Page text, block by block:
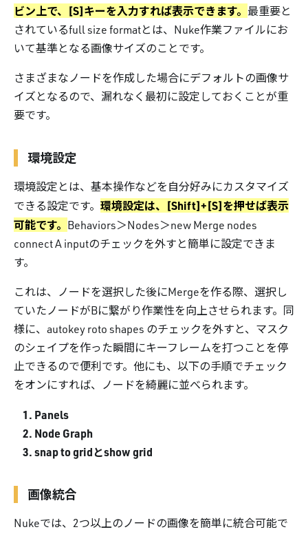
ビン上で、[S]キーを入力すれば表示できます。 最重要と
されているfull size formatとは、Nuke作業ファイルにお
いて基準となる画像サイズのことです。
さまざまなノードを作成した場合にデフォルトの画像サ
イズとなるので、漏れなく最初に設定しておくことが重
要です。
環境設定
環境設定とは、基本操作などを自分好みにカスタマイズ
できる設定です。 環境設定は、[Shift]+[S]を押せば表示
可能です。 Behaviors＞Nodes＞new Merge nodes
connect A inputのチェックを外すと簡単に設定できま
す。
これは、ノードを選択した後にMergeを作る際、選択し
ていたノードがBに繋がり作業性を向上させられます。同
様に、autokey roto shapes のチェックを外すと、マスク
のシェイプを作った瞬間にキーフレームを打つことを停
止できるので便利です。他にも、以下の手順でチェック
をオンにすれば、ノードを綺麗に並べられます。
Panels
Node Graph
snap to gridとshow grid
画像統合
Nukeでは、2つ以上のノードの画像を簡単に統合可能で